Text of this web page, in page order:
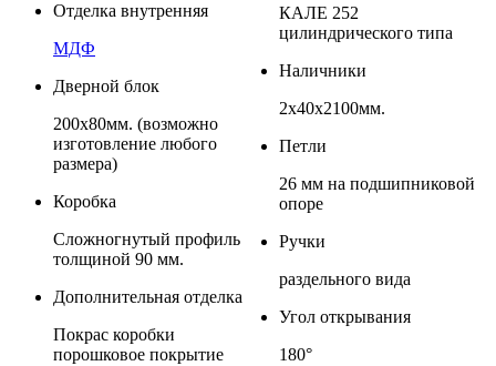
Отделка внутренняя
МДФ
Дверной блок
200х80мм. (возможно
изготовление любого
размера)
Коробка
Сложногнутый профиль
толщиной 90 мм.
Дополнительная отделка
Покрас коробки
порошковое покрытие
КАЛЕ 252
цилиндрического типа
Наличники
2х40х2100мм.
Петли
26 мм на подшипниковой
опоре
Ручки
раздельного вида
Угол открывания
180°